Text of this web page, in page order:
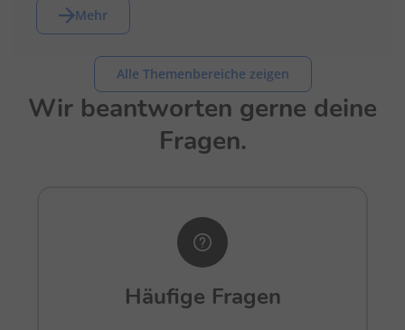
Mehr
Alle Themenbereiche zeigen
Wir beantworten gerne deine
Fragen.
Häufige Fragen